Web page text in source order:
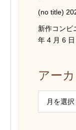
(no title)
新作コンビ
年 4 月 6 日
アー